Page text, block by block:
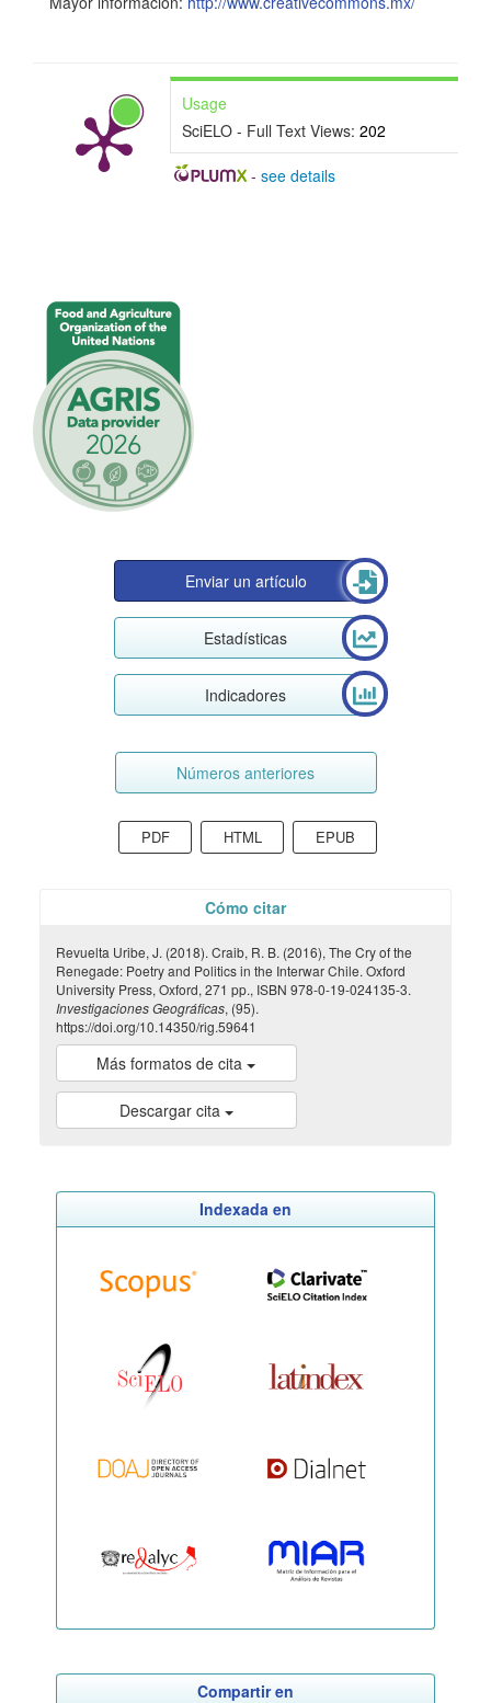
Usage
SciELO - Full Text Views: 202
- see details
Enviar un artículo
Estadísticas
Indicadores
Números anteriores
PDF HTML EPUB
Cómo citar
Revuelta Uribe, J. (2018). Craib, R. B. (2016), The Cry of the
Renegade: Poetry and Politics in the Interwar Chile. Oxford
University Press, Oxford, 271 pp., ISBN 978-0-19-024135-3.
Investigaciones Geográficas, (95).
https://doi.org/10.14350/rig.59641
Más formatos de cita
Descargar cita
Indexada en
Compartir en